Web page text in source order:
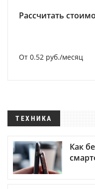
Рассчитать
От 0.52 руб./месяц
ТЕХНИКА
Как